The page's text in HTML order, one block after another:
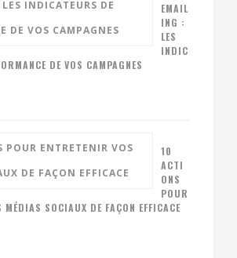
EMAIL
ING :
LES
INDIC
DE VOS CAMPAGNES
10
ACTI
ONS
POUR
MÉDIAS SOCIAUX DE FAÇON EFFICACE